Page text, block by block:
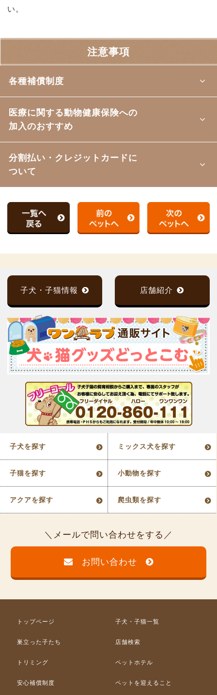
い。
注意事項
各種補償制度
医療に関する動物健康保険への
加入のおすすめ
分割払い・クレジットカードに
ついて
子犬・子猫情報 店舗紹介
子犬を探す ミックス犬を探す
子猫を探す 小動物を探す
アクアを探す 爬虫類を探す
メールで問い合わせをする
お問い合わせ
トップページ 子犬・子猫一覧
巣立った子たち 店舗検索
トリミング ペットホテル
安心補償制度 ペットを迎えること